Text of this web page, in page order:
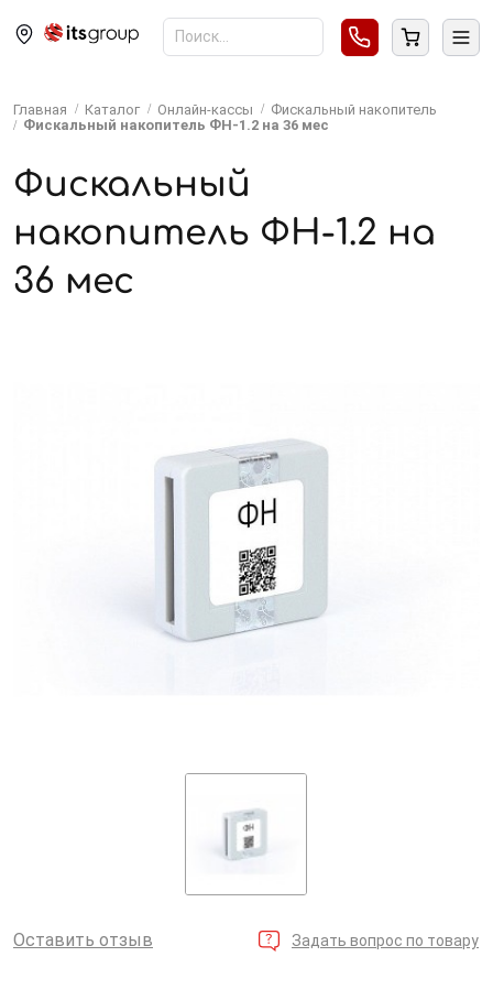
Главная Каталог Онлайн-кассы
Фискальный накопитель
Фискальный накопитель ФН-1.2 на 36 мес
Фискальный
накопитель ФН-1.2 на
36 мес
Оставить отзыв Задать вопрос по товару